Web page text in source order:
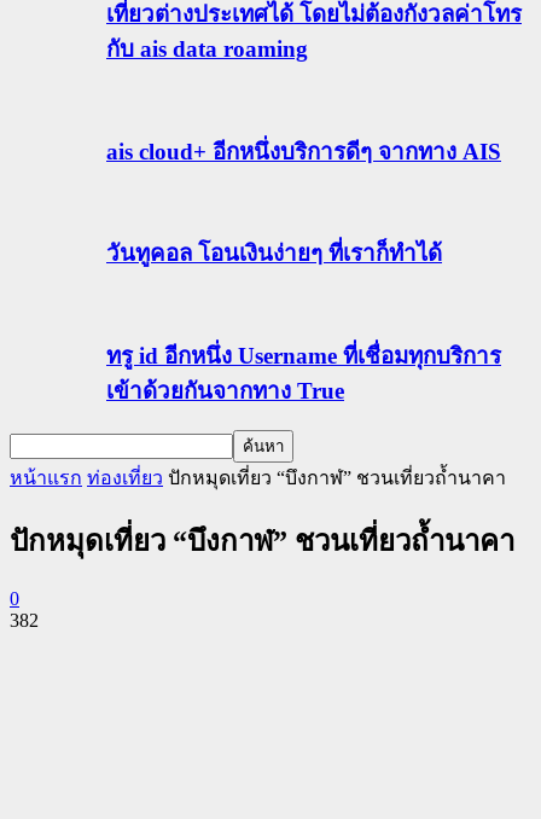
เที่ยวต่างประเทศได้ โดยไม่ต้องกังวลค่าโทร
กับ ais data roaming
ais cloud+ อีกหนึ่งบริการดีๆ จากทาง AIS
วันทูคอล โอนเงินง่ายๆ ที่เราก็ทำได้
ทรู id อีกหนึ่ง Username ที่เชื่อมทุกบริการ
เข้าด้วยกันจากทาง True
หน้าแรก ท่องเที่ยว ปักหมุดเที่ยว “บึงกาฬ” ชวนเที่ยวถ้ำนาคา
ปักหมุดเที่ยว “บึงกาฬ” ชวนเที่ยวถ้ำนาคา
0
382